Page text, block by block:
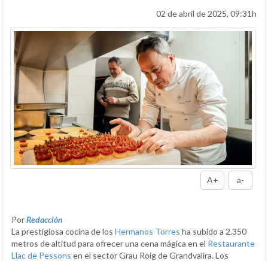
02 de abril de 2025, 09:31h
A+ a-
PorRedacción
La prestigiosa cocina de los Hermanos Torres ha subido a 2.350
metros de altitud para ofrecer una cena mágica en el Restaurante
Llac de Pessons en el sector Grau Roig de Grandvalira. Los